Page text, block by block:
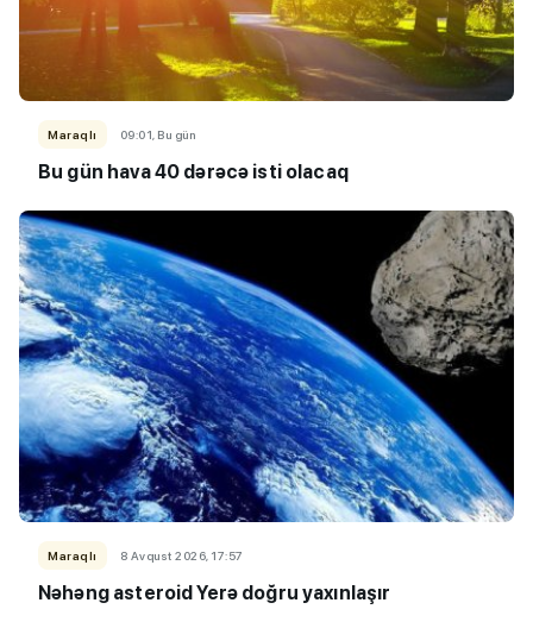
Maraqlı 09:01, Bu gün
Bu gün hava 40 dərəcə isti olacaq
Maraqlı 8 Avqust 2026, 17:57
Nəhəng asteroid Yerə doğru yaxınlaşır